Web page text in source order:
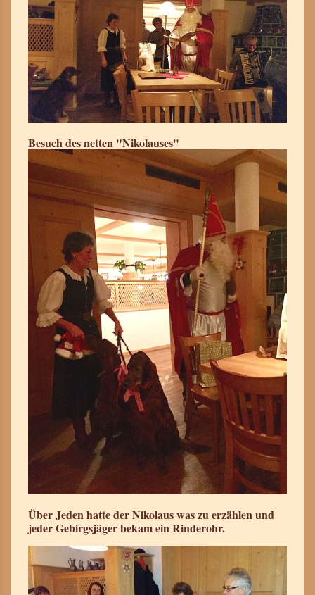
Besuch des netten "Nikolauses"
Über Jeden hatte der Nikolaus was zu erzählen und
jeder Gebirgsjäger bekam ein Rinderohr.